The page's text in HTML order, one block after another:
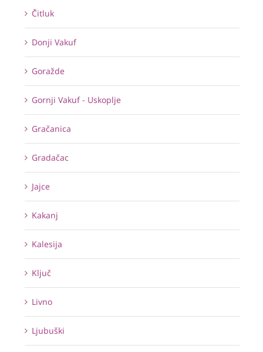
Čitluk
Donji Vakuf
Goražde
Gornji Vakuf - Uskoplje
Gračanica
Gradačac
Jajce
Kakanj
Kalesija
Ključ
Livno
Ljubuški